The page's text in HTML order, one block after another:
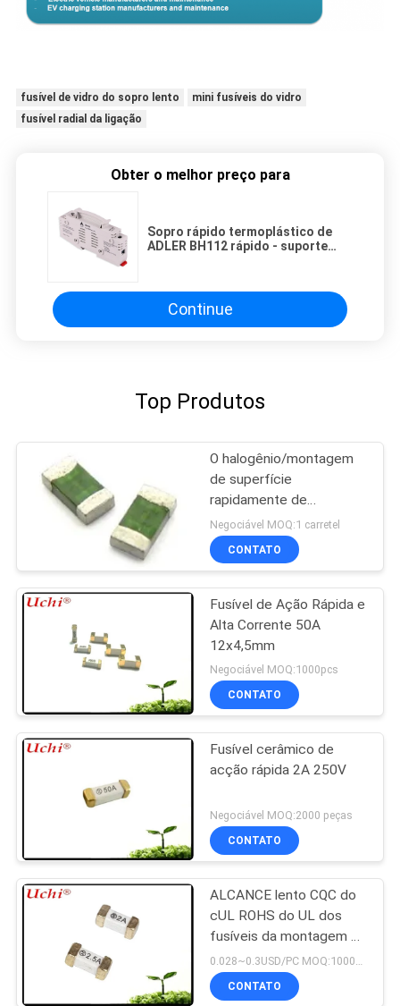
fusível de vidro do sopro lento
mini fusíveis do vidro
fusível radial da ligação
Obter o melhor preço para
Sopro rápido termoplástico de
ADLER BH112 rápido - suporte
Continue
Top Produtos
O halogênio/montagem
de superfície
rapidamente de
actuação de vidro sem
chumbo dos fusíveis
1206 funde
Negociável MOQ:1 carretel
CONTATO
Fusível de Ação Rápida e
Alta Corrente 50A
12x4,5mm
Negociável MOQ:1000pcs
CONTATO
Fusível cerâmico de
acção rápida 2A 250V
Negociável MOQ:2000 peças
CONTATO
ALCANCE lento CQC do
cUL ROHS do UL dos
fusíveis da montagem da
superfície do sopro SMD
1808 T 2A 125V
CONTATO